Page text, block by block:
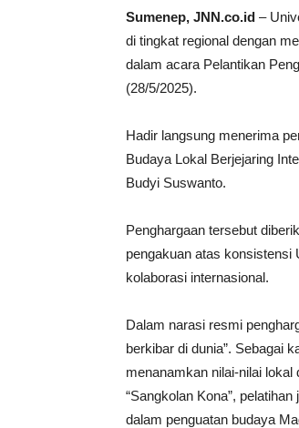
Sumenep, JNN.co.id –
di tingkat regional dengan
dalam acara Pelantikan
(28/5/2025).
Hadir langsung menerima
Budaya Lokal Berjejaring
Budyi Suswanto.
Penghargaan tersebut
pengakuan atas konsistensi
kolaborasi internasional.
Dalam narasi resmi
berkibar di dunia”. Sebagai
menanamkan nilai-nilai
“Sangkolan Kona”,
dalam penguatan budaya